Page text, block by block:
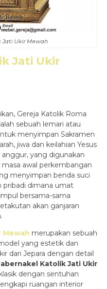
Jati Ukir Mewah
Jati Ukir
Gereja Katolik Roma
sebuah lemari atau
menyimpan Sakramen
jiwa dan keilahian Yesus
yang digunakan
awal perkembangan
menyimpan benda suci
pribadi dimana umat
bersama-sama
akan ganjaran
Mewah merupakan sebuah
yang estetik dan
dari Jepara dengan detail
Katolik Jati Ukir
dengan sentuhan
ruangan interior